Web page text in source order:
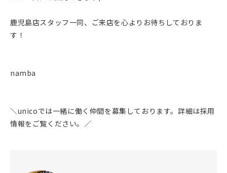
鹿児島店スタッフ一同、ご来店を心よりお待ちしておりま
す！
namba
＼unicoでは一緒に働く仲間を募集しております。詳細は採用
情報をご覧ください。／